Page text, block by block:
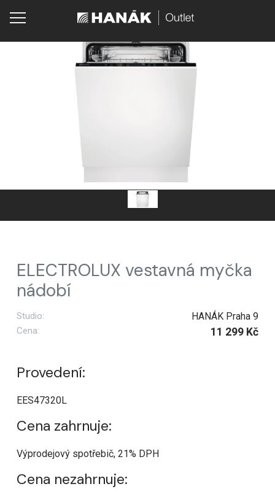
ELECTROLUX vestavná myčka
nádobí
Studio: HANÁK Praha 9
Cena: 11 299 Kč
Provedení:
EES47320L
Cena zahrnuje:
Výprodejový spotřebič, 21% DPH
Cena nezahrnuje: